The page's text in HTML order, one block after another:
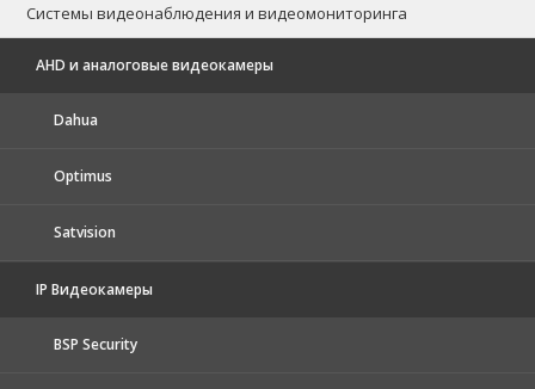
Системы видеонаблюдения и видеомониторинга
AHD и аналоговые видеокамеры
Dahua
Optimus
Satvision
IP Видеокамеры
BSP Security